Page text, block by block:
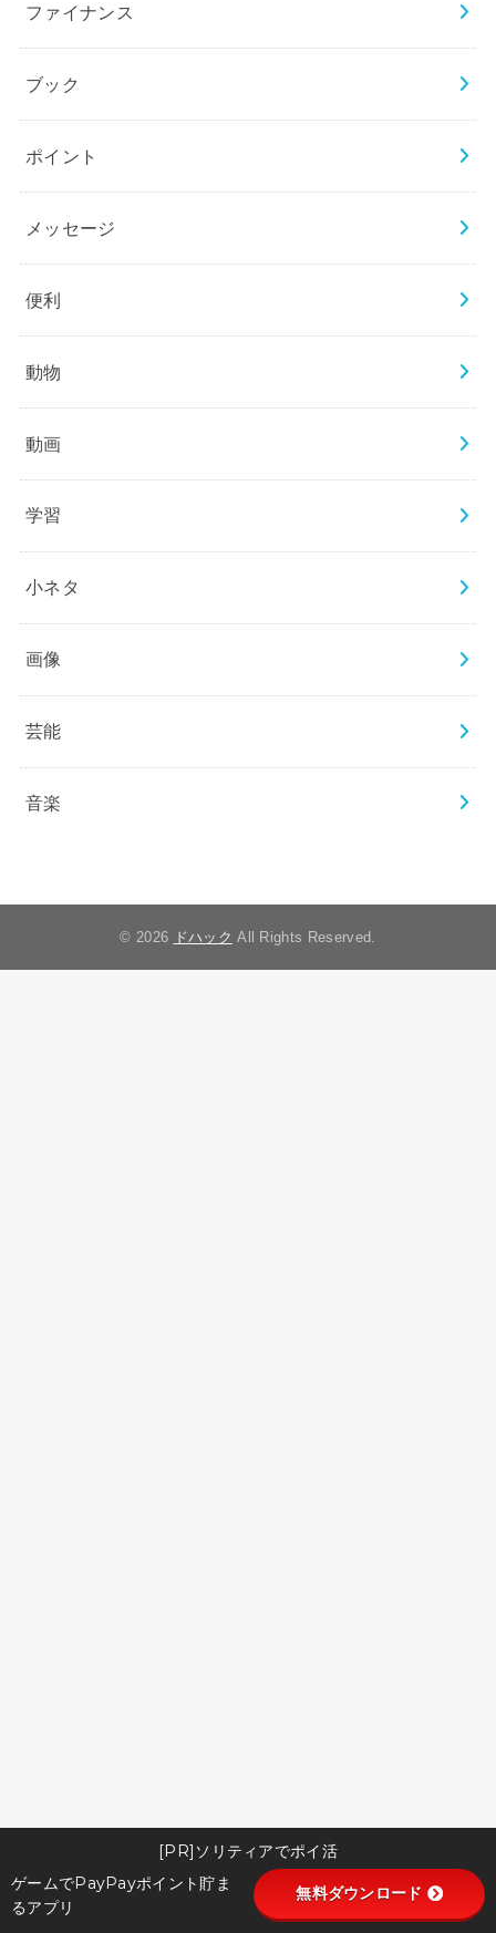
ファイナンス
ブック
ポイント
メッセージ
便利
動物
動画
学習
小ネタ
画像
芸能
音楽
© 2026 ドハック All Rights Reserved.
[PR]ソリティアでポイ活
ゲームでPayPayポイント貯ま
るアプリ
無料ダウンロード